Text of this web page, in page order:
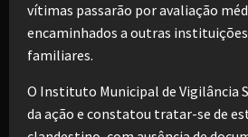
vítimas passarão por avaliação
encaminhados a outras
familiares.
O Instituto Municipal de Vigilância
da ação e constatou tratar-se de